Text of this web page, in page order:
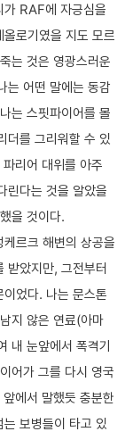
가 RAF에 자긍심을
로기였을 지도 모르
는 것은 영광스러운
는 어떤 말에는 동감
는 스핏파이어를 몰
더를 그리워할 수 있
리어 대위를 아주
린다는 것을 알았을
을 것이다.
르크 해변의 상공을
받았지만, 그전부터
었다. 나는 문스톤
지 않은 연료(아마
내 눈앞에서 폭격기
어가 그를 다시 영국
에서 말했듯 충분한
보병들이 타고 있